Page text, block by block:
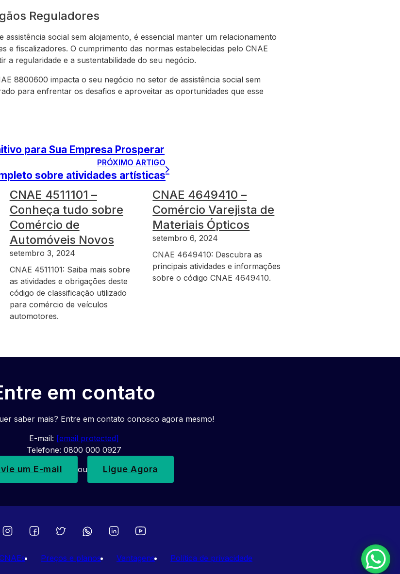
Reguladores
assistência social sem alojamento, é essencial manter um relacionamento
e fiscalizadores. O cumprimento das normas estabelecidas pelo CNAE
a regularidade e a sustentabilidade do seu negócio.
8800600 impacta o seu negócio no setor de assistência social sem
para enfrentar os desafios e aproveitar as oportunidades que esse
para Sua Empresa Prosperar
PRÓXIMO ARTIGO
sobre atividades artísticas
CNAE 4511101 –
Conheça tudo sobre
Comércio de
Automóveis Novos
setembro 3, 2024
CNAE 4511101: Saiba mais sobre
as atividades e obrigações deste
código de classificação utilizado
para comércio de veículos
automotores.
CNAE 4649410 –
Comércio Varejista de
Materiais Ópticos
setembro 6, 2024
CNAE 4649410: Descubra as
principais atividades e informações
sobre o código CNAE 4649410.
em contato
saber mais? Entre em contato conosco agora mesmo!
E-mail: [email protected]
Telefone: 0800 000 0927
um E-mail ou Ligue Agora
Preços e planos Vantagens Política de privacidade